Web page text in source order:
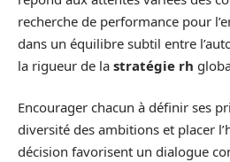
recherche de performance pour
dans un équilibre subtil entre
la rigueur de la stratégie rh
Encourager chacun à définir ses
diversité des ambitions et placer
décision favorisent un dialogue